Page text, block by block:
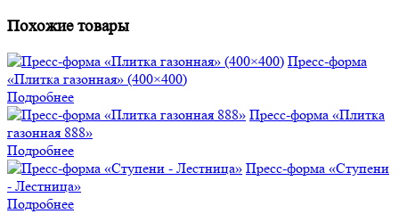
Похожие товары
Пресс-форма
«Плитка газонная» (400×400)
Подробнее
Пресс-форма «Плитка
газонная 888»
Подробнее
Пресс-форма «Ступени
- Лестница»
Подробнее